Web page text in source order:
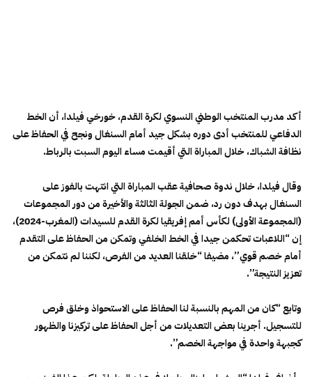
أكد مدرب المنتخب الوطني النسوي لكرة القدم، خورخي فيلدا، أن الخط
الدفاعي للمنتخب أدى دوره بشكل جيد أمام السنغال ونجح في الحفاظ على
نظافة الشباك، خلال المباراة التي أقيمت مساء اليوم السبت بالرباط.
وقال فيلدا، خلال ندوة صحافية عقب المباراة التي انتهت بالفوز على
السنغال بهدف دون رد، ضمن الجولة الثالثة والأخيرة من دور المجموعات
(المجموعة الأولى) لكأس أمم إفريقيا لكرة القدم للسيدات (المغرب-2024)،
إن “اللاعبات تحكمن جيدا في الخط الخلفي وتمكن من الحفاظ على التقدم
أمام خصم قوي”، مضيفا “خلقنا العديد من الفرص، لكننا لم نتمكن من
تعزيز النتيجة”.
وتابع “كان من المهم بالنسبة لنا الحفاظ على الاستحواذ وخلق فرص
للتسجيل. أجرينا بعض التعديلات من أجل الحفاظ على تركيزنا والظهور
كجبهة واحدة في مواجهة الخصم”.